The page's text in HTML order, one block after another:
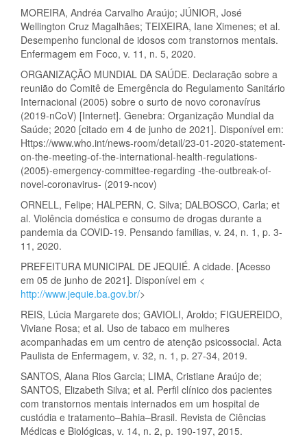
MOREIRA, Andréa Carvalho Araújo; JÚNIOR, José
Wellington Cruz Magalhães; TEIXEIRA, Iane Ximenes; et al.
Desempenho funcional de idosos com transtornos mentais.
Enfermagem em Foco, v. 11, n. 5, 2020.
ORGANIZAÇÃO MUNDIAL DA SAÚDE. Declaração sobre a
reunião do Comitê de Emergência do Regulamento Sanitário
Internacional (2005) sobre o surto de novo coronavírus
(2019-nCoV) [Internet]. Genebra: Organização Mundial da
Saúde; 2020 [citado em 4 de junho de 2021]. Disponível em:
Https://www.who.int/news-room/detail/23-01-2020-statement-
on-the-meeting-of-the-international-health-regulations-
(2005)-emergency-committee-regarding -the-outbreak-of-
novel-coronavirus- (2019-ncov)
ORNELL, Felipe; HALPERN, C. Silva; DALBOSCO, Carla; et
al. Violência doméstica e consumo de drogas durante a
pandemia da COVID-19. Pensando familias, v. 24, n. 1, p. 3-
11, 2020.
PREFEITURA MUNICIPAL DE JEQUIÉ. A cidade. [Acesso
em 05 de junho de 2021]. Disponível em <
http://www.jequie.ba.gov.br/>
REIS, Lúcia Margarete dos; GAVIOLI, Aroldo; FIGUEREIDO,
Viviane Rosa; et al. Uso de tabaco em mulheres
acompanhadas em um centro de atenção psicossocial. Acta
Paulista de Enfermagem, v. 32, n. 1, p. 27-34, 2019.
SANTOS, Alana Rios Garcia; LIMA, Cristiane Araújo de;
SANTOS, Elizabeth Silva; et al. Perfil clínico dos pacientes
com transtornos mentais internados em um hospital de
custódia e tratamento–Bahia–Brasil. Revista de Ciências
Médicas e Biológicas, v. 14, n. 2, p. 190-197, 2015.